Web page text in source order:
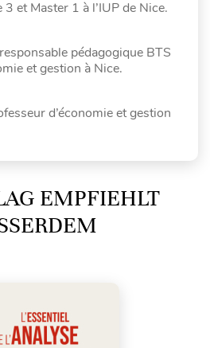
et Master 1 à l’IUP de Nice.
pédagogique BTS
et gestion à Nice.
d’économie et gestion
EMPFIEHLT